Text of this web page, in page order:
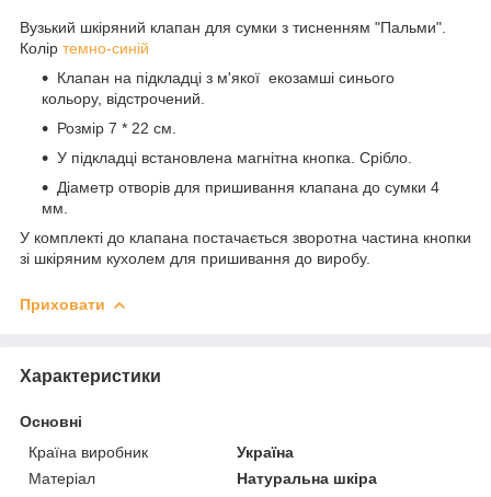
Вузький шкіряний клапан для сумки з тисненням "Пальми".
Колір темно-синій
Клапан на підкладці з м'якої екозамші синього
кольору, відстрочений.
Розмір 7 * 22 см.
У підкладці встановлена магнітна кнопка. Срібло.
Діаметр отворів для пришивання клапана до сумки 4
мм.
У комплекті до клапана постачається зворотна частина кнопки
зі шкіряним кухолем для пришивання до виробу.
Приховати
Характеристики
Основні
Країна виробник
Україна
Матеріал
Натуральна шкіра